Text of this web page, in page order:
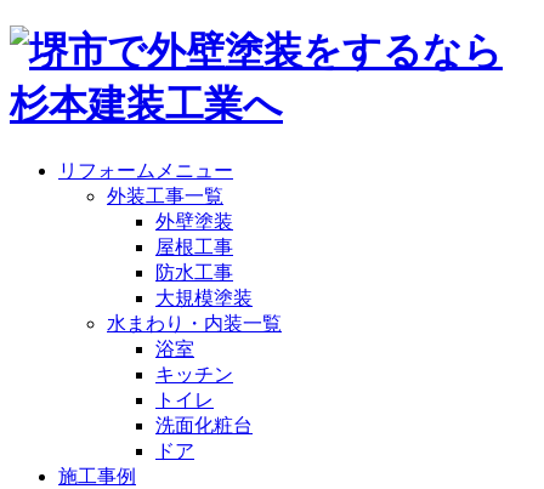
リフォームメニュー
外装工事一覧
外壁塗装
屋根工事
防水工事
大規模塗装
水まわり・内装一覧
浴室
キッチン
トイレ
洗面化粧台
ドア
施工事例